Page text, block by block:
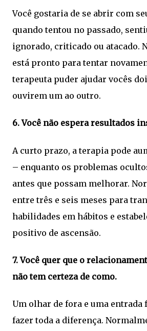
Você gostaria de se abrir com
quando tentou no passado,
ignorado, criticado ou atacado.
está pronto para tentar
terapeuta puder ajudar vocês
ouvirem um ao outro.
6. Você não espera resultados
A curto prazo, a terapia pode
– enquanto os problemas
antes que possam melhorar.
entre três e seis meses para
habilidades em hábitos e
positivo de ascensão.
7. Você quer que o
não tem certeza de como.
Um olhar de fora e uma entrada
fazer toda a diferença.